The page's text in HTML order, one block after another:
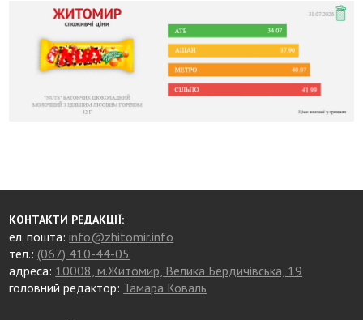
КОНТАКТИ РЕДАКЦІЇ:
ел. пошта:info@zhitomir.info
тел.: (067) 410-44-05
адреса: 10008, м.Житомир, Велика Бердичівська, 19
головний редактор: Тамара Коваль